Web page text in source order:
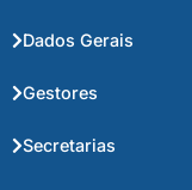
Dados Gerais
Gestores
Secretarias